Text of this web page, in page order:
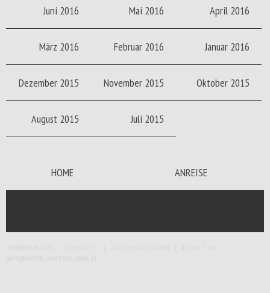
Juni 2016 Mai 2016 April 2016
März 2016 Februar 2016 Januar 2016
Dezember 2015 November 2015 Oktober 2015
August 2015 Juli 2015
HOME ANREISE